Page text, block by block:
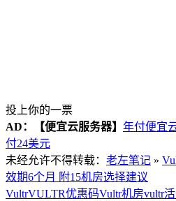
投上你的一票
AD：
【便宜云服务器】 年付便宜
付24美元
未经允许不得转载： 老左笔记 »
效期6个月 附15机房选择建议
VultrVULTR优惠码Vultr机房vultr